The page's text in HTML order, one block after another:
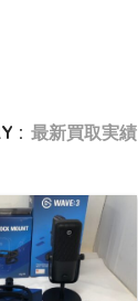
: 最新買取実績